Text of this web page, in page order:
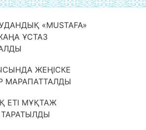
«MUSTAFA»
ҰСТАЗ
ЖЕҢІСКЕ
МАРАПАТТАЛДЫ
ЕТІ МҰҚТАЖ